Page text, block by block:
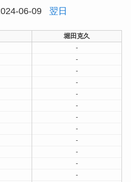
06-09 翌日
堀田克久
-
-
-
-
-
-
-
-
-
-
-
-